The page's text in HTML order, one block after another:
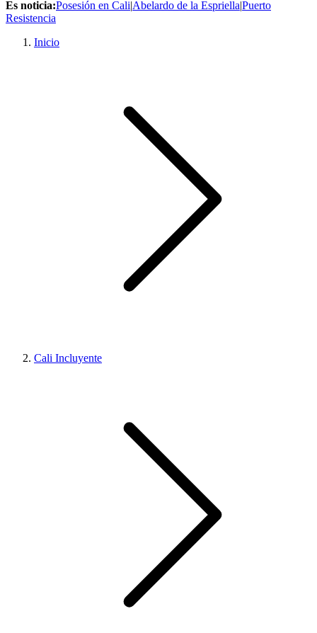
Es noticia:Posesión en Cali|Abelardo de la Espriella|Puerto
Resistencia
Inicio
Cali Incluyente